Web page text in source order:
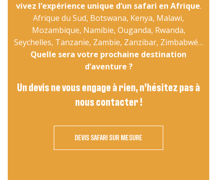
vivez l’expérience unique d’un safari en Afrique.
Afrique du Sud, Botswana, Kenya, Malawi,
Mozambique, Namibie, Ouganda, Rwanda,
Seychelles, Tanzanie, Zambie, Zanzibar, Zimbabwé…
Quelle sera votre prochaine destination
d’aventure ?
Un devis ne vous engage à rien, n’hésitez pas à
nous contacter !
DEVIS SAFARI SUR MESURE